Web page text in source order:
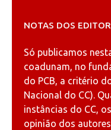
NOTAS DOS
Só publicamos
coadunam, no
do PCB, a critério
Nacional do CC).
instâncias do CC,
opinião dos